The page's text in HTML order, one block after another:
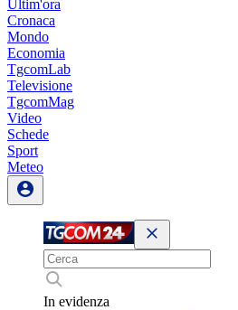
Ultim'ora
Cronaca
Mondo
Economia
TgcomLab
Televisione
TgcomMag
Video
Schede
Sport
Meteo
In evidenza